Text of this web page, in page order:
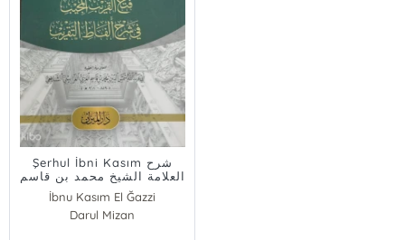
Şerhul İbni Kasım شرح
العلامة الشيخ محمد بن قاسم
(Ciltli)
İbnu Kasım El Ğazzi
Darul Mizan